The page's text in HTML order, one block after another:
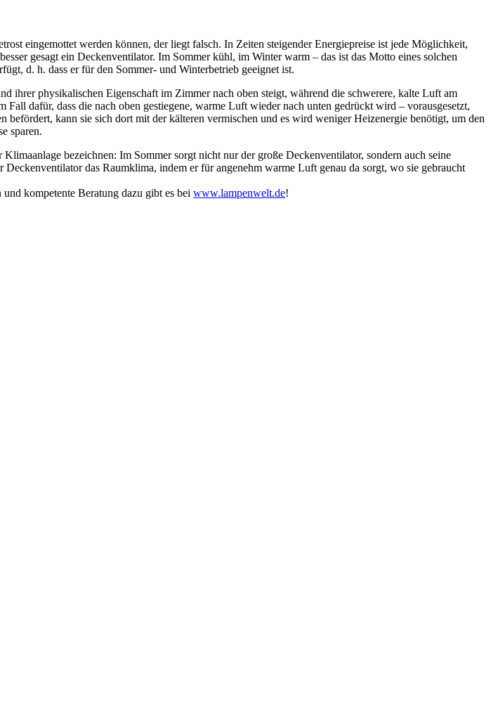
eingemottet werden können, der liegt falsch. In Zeiten steigender Energiepreise ist jede Möglichkeit,
gesagt ein Deckenventilator. Im Sommer kühl, im Winter warm – das ist das Motto eines solchen
d. h. dass er für den Sommer- und Winterbetrieb geeignet ist.
ihrer physikalischen Eigenschaft im Zimmer nach oben steigt, während die schwerere, kalte Luft am
dafür, dass die nach oben gestiegene, warme Luft wieder nach unten gedrückt wird – vorausgesetzt,
kann sie sich dort mit der kälteren vermischen und es wird weniger Heizenergie benötigt, um den
sparen.
bezeichnen: Im Sommer sorgt nicht nur der große Deckenventilator, sondern auch seine
das Raumklima, indem er für angenehm warme Luft genau da sorgt, wo sie gebraucht
kompetente Beratung dazu gibt es bei www.lampenwelt.de!